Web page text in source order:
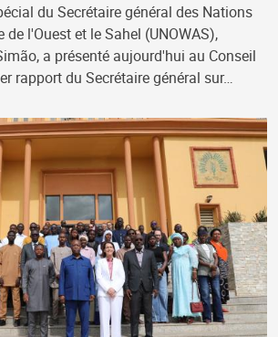
du Secrétaire général des Nations
de l'Ouest et le Sahel (UNOWAS),
a présenté aujourd'hui au Conseil
rapport du Secrétaire général sur…